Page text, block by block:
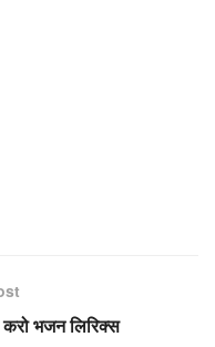
करो भजन लिरिक्स